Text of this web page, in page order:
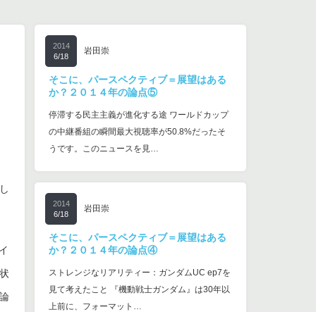
2014
6/18
岩田崇
そこに、パースペクティブ＝展望はある
か？２０１４年の論点⑤
停滞する民主主義が進化する途 ワールドカップ
の中継番組の瞬間最大視聴率が50.8%だったそ
うです。このニュースを見…
2014
6/18
岩田崇
そこに、パースペクティブ＝展望はある
か？２０１４年の論点④
ストレンジなリアリティー：ガンダムUC ep7を
見て考えたこと 『機動戦士ガンダム』は30年以
上前に、フォーマット…